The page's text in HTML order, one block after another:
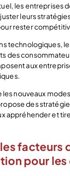
les entreprises
leurs
rester
technologiques,
des
aux
les nouveaux
des
appréhender et
facteurs
pour les